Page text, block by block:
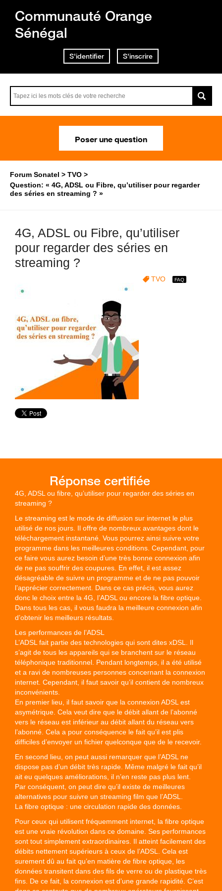
Communauté Orange
Sénégal
S'identifier S'inscrire
Poser une question
Forum Sonatel
TVO
Question: « 4G, ADSL ou Fibre, qu’utiliser pour regarder
des séries en streaming ? »
4G, ADSL ou Fibre, qu’utiliser
pour regarder des séries en
streaming ?
TVO
4G, ADSL ou fibre, qu’utiliser pour regarder des séries en
streaming ?
Le streaming est le mode de diffusion sur internet le plus
utilisé de nos jours. Il offre de nombreux avantages dont le
téléchargement instantané. Vous pourrez ainsi suivre votre
programme dans les meilleures conditions. Cependant, pour
ce faire vous aurez besoin d’une très bonne connexion afin
de ne pas souffrir des coupures. En effet, il est assez
désagréable de suivre un programme et de ne pas pouvoir
l’apprécier correctement. Dans ce cas précis, vous aurez
donc le choix entre la 4G, l’ADSL ou encore la fibre optique.
Dans tous les cas, il vous faudra la meilleure connexion afin
d’obtenir les meilleurs résultats.
Les performances de l’ADSL
L’ADSL fait partie des technologies qui sont dites xDSL. Il
s’agit de tous les appareils qui se branchent sur le réseau
téléphonique traditionnel. Pendant longtemps, il a été utilisé
et a ravi de nombreuses personnes concernant la connexion
internet. Cependant, il faut savoir qu’il contient de nombreux
inconvénients.
En premier lieu, il faut savoir que la connexion ADSL est
asymétrique. Cela veut dire que le débit allant de l’abonné
vers le réseau est inférieur au débit allant du réseau vers
l’abonné. Cela a pour conséquence le fait qu’il est plis
difficiles d’envoyer un fichier quelconque que de le recevoir.
En second lieu, on peut aussi remarquer que l’ADSL ne
dispose pas d’un débit très rapide. Même malgré le fait qu’il
ait eu quelques améliorations, il n’en reste pas plus lent.
Par conséquent, on peut dire qu’il existe de meilleures
alternatives pour suivre un streaming film que l’ADSL.
La fibre optique : une circulation rapide des données.
Pour ceux qui utilisent fréquemment internet, la fibre optique
est une vraie révolution dans ce domaine. Ses performances
sont tout simplement extraordinaires. Il atteint facilement des
débits nettement supérieurs à ceux de l’ADSL. Cela est
surement dû au fait qu’en matière de fibre optique, les
données transitent dans des fils de verre ou de plastique très
fins. De ce fait, la connexion est d’une grande rapidité. C’est